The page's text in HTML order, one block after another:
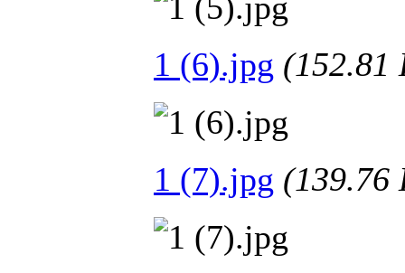
1 (6).jpg (152.81
1 (7).jpg (139.76